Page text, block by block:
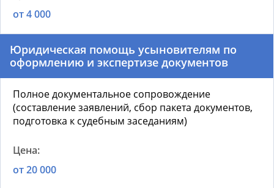
от 4 000
Юридическая помощь усыновителям по
оформлению и экспертизе документов
Полное документальное сопровождение
(составление заявлений, сбор пакета документов,
подготовка к судебным заседаниям)
от 20 000